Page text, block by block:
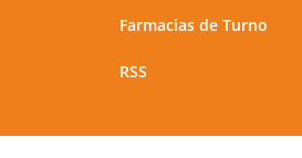
Farmacias de Turno
RSS